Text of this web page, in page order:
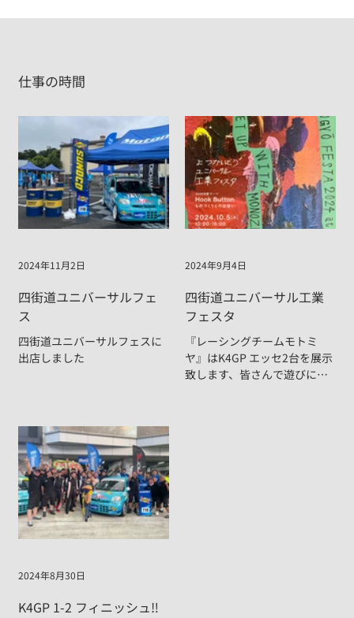
仕事の時間
四街道ユニバーサルフェ
ス
四街道ユニバーサルフェスに
出店しました
2024年11月2日
四街道ユニバーサル工業
フェスタ
『レーシングチームモトミ
ヤ』はK4GP エッセ2台を展示
致します、皆さんで遊びにき
2024年9月4日
K4GP 1-2 フィニッシュ‼️
2024年8月30日